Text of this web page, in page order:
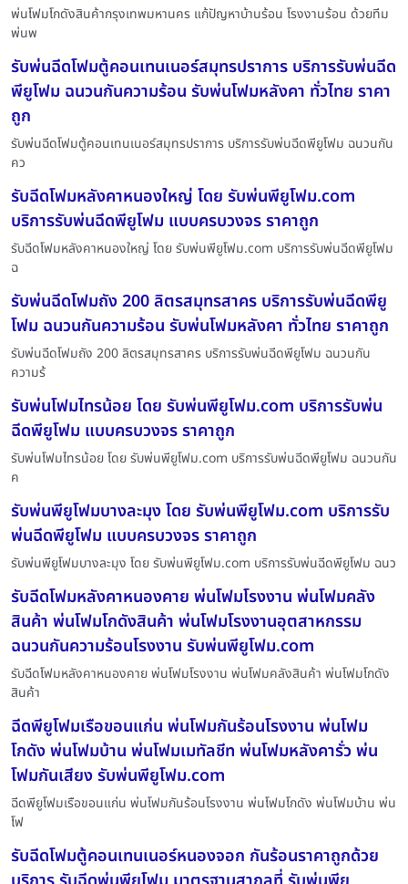
พ่นโฟมโกดังสินค้ากรุงเทพมหานคร แก้ปัญหาบ้านร้อน โรงงานร้อน ด้วยทีม
พ่นพ
รับพ่นฉีดโฟมตู้คอนเทนเนอร์สมุทรปราการ บริการรับพ่นฉีด
พียูโฟม ฉนวนกันความร้อน รับพ่นโฟมหลังคา ทั่วไทย ราคา
ถูก
รับพ่นฉีดโฟมตู้คอนเทนเนอร์สมุทรปราการ บริการรับพ่นฉีดพียูโฟม ฉนวนกัน
คว
รับฉีดโฟมหลังคาหนองใหญ่ โดย รับพ่นพียูโฟม.com
บริการรับพ่นฉีดพียูโฟม แบบครบวงจร ราคาถูก
รับฉีดโฟมหลังคาหนองใหญ่ โดย รับพ่นพียูโฟม.com บริการรับพ่นฉีดพียูโฟม
ฉ
รับพ่นฉีดโฟมถัง 200 ลิตรสมุทรสาคร บริการรับพ่นฉีดพียู
โฟม ฉนวนกันความร้อน รับพ่นโฟมหลังคา ทั่วไทย ราคาถูก
รับพ่นฉีดโฟมถัง 200 ลิตรสมุทรสาคร บริการรับพ่นฉีดพียูโฟม ฉนวนกัน
ความร้
รับพ่นโฟมไทรน้อย โดย รับพ่นพียูโฟม.com บริการรับพ่น
ฉีดพียูโฟม แบบครบวงจร ราคาถูก
รับพ่นโฟมไทรน้อย โดย รับพ่นพียูโฟม.com บริการรับพ่นฉีดพียูโฟม ฉนวนกัน
ค
รับพ่นพียูโฟมบางละมุง โดย รับพ่นพียูโฟม.com บริการรับ
พ่นฉีดพียูโฟม แบบครบวงจร ราคาถูก
รับพ่นพียูโฟมบางละมุง โดย รับพ่นพียูโฟม.com บริการรับพ่นฉีดพียูโฟม ฉนว
รับฉีดโฟมหลังคาหนองคาย พ่นโฟมโรงงาน พ่นโฟมคลัง
สินค้า พ่นโฟมโกดังสินค้า พ่นโฟมโรงงานอุตสาหกรรม
ฉนวนกันความร้อนโรงงาน รับพ่นพียูโฟม.com
รับฉีดโฟมหลังคาหนองคาย พ่นโฟมโรงงาน พ่นโฟมคลังสินค้า พ่นโฟมโกดัง
สินค้า
ฉีดพียูโฟมเรือขอนแก่น พ่นโฟมกันร้อนโรงงาน พ่นโฟม
โกดัง พ่นโฟมบ้าน พ่นโฟมเมทัลชีท พ่นโฟมหลังคารั่ว พ่น
โฟมกันเสียง รับพ่นพียูโฟม.com
ฉีดพียูโฟมเรือขอนแก่น พ่นโฟมกันร้อนโรงงาน พ่นโฟมโกดัง พ่นโฟมบ้าน พ่น
โฟ
รับฉีดโฟมตู้คอนเทนเนอร์หนองจอก กันร้อนราคาถูกด้วย